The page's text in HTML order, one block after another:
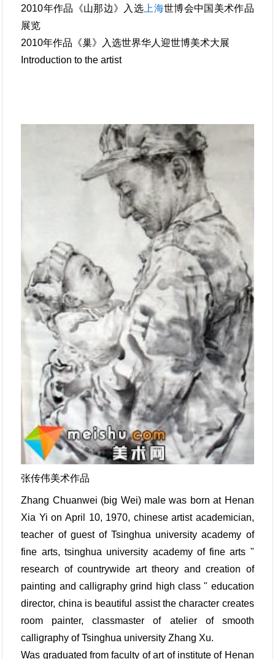
2010年作品《山那边》入选上海世博会中国美术作品
展览
2010年作品《巢》入选世界华人迎世博美术大展
Introduction to the artist
张传伟美术作品
Zhang Chuanwei (big Wei) male was born at Henan
Xia Yi on April 10, 1970, chinese artist academician,
teacher of guest of Tsinghua university academy of
fine arts, tsinghua university academy of fine arts "
research of countrywide art theory and creation of
painting and calligraphy grind high class " education
director, china is beautiful assist the character creates
room painter, classmaster of atelier of smooth
calligraphy of Tsinghua university Zhang Xu.
Was graduated from faculty of art of institute of Henan